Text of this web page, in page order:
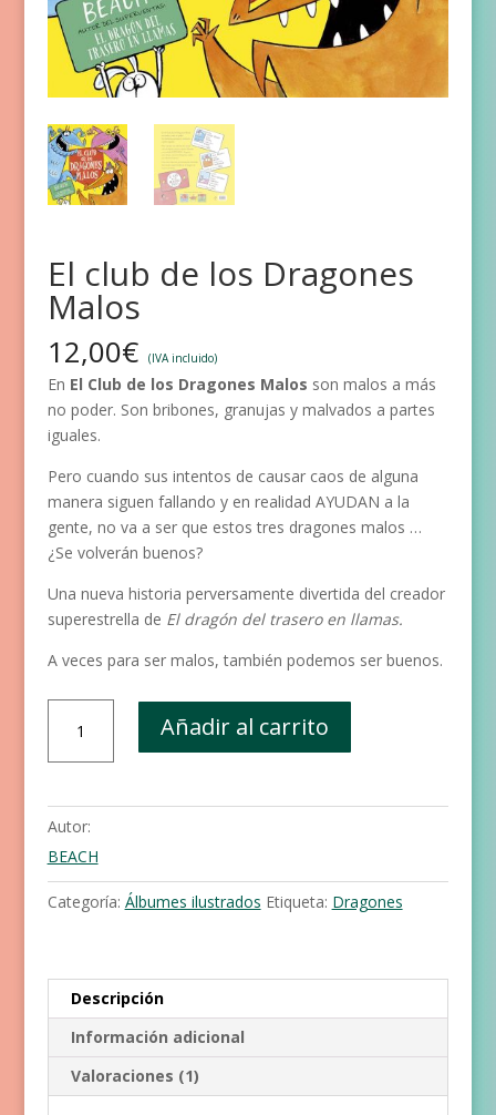
El club de los Dragones
Malos
12,00€ (IVA incluido)
En El Club de los Dragones Malos son malos a más
no poder. Son bribones, granujas y malvados a partes
iguales.
Pero cuando sus intentos de causar caos de alguna
manera siguen fallando y en realidad AYUDAN a la
gente, no va a ser que estos tres dragones malos …
¿Se volverán buenos?
Una nueva historia perversamente divertida del creador
superestrella de El dragón del trasero en llamas.
A veces para ser malos, también podemos ser buenos.
de
Dragones
Malos
cantidad
Añadir al carrito
Autor:
BEACH
Categoría: Álbumes ilustrados Etiqueta: Dragones
Descripción
Información adicional
Valoraciones (1)